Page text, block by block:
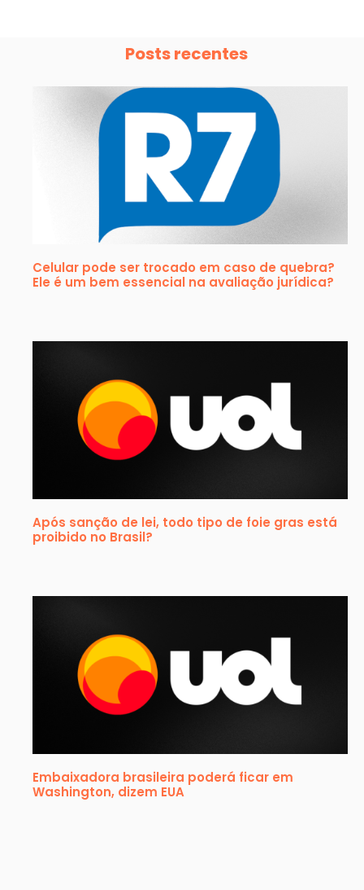
Posts recentes
Celular pode ser trocado em caso de quebra?
Ele é um bem essencial na avaliação jurídica?
Após sanção de lei, todo tipo de foie gras está
proibido no Brasil?
Embaixadora brasileira poderá ficar em
Washington, dizem EUA